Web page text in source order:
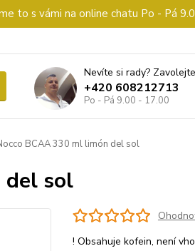
to s vámi na online chatu Po - Pá
Nevíte si rady?
+420 608212713
Po - Pá 9.00 - 17.00
BCAA 330 ml limón del sol
del sol
! Obsahuje kofein, není